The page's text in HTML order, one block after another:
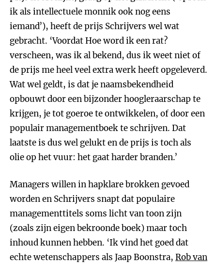
ik als intellectuele monnik ook nog eens
iemand’), heeft de prijs Schrijvers wel wat
gebracht. ‘Voordat Hoe word ik een rat?
verscheen, was ik al bekend, dus ik weet niet of
de prijs me heel veel extra werk heeft opgeleverd.
Wat wel geldt, is dat je naamsbekendheid
opbouwt door een bijzonder hoogleraarschap te
krijgen, je tot goeroe te ontwikkelen, of door een
populair managementboek te schrijven. Dat
laatste is dus wel gelukt en de prijs is toch als
olie op het vuur: het gaat harder branden.’
Managers willen in hapklare brokken gevoed
worden en Schrijvers snapt dat populaire
managementtitels soms licht van toon zijn
(zoals zijn eigen bekroonde boek) maar toch
inhoud kunnen hebben. ‘Ik vind het goed dat
echte wetenschappers als Jaap Boonstra, Rob van